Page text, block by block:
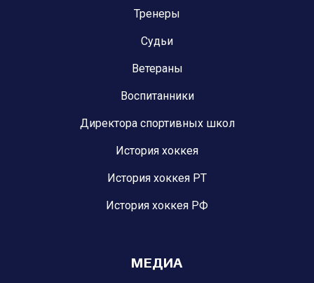
Тренеры
Судьи
Ветераны
Воспитанники
Директора спортивных школ
История хоккея
История хоккея РТ
История хоккея РФ
МЕДИА